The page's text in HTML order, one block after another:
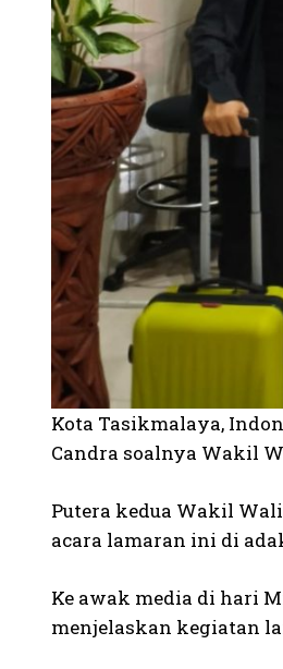
Kota Tasikmalaya,
Candra soalnya Wakil
Putera kedua Wakil
acara lamaran ini di
Ke awak media di hari
menjelaskan kegiatan